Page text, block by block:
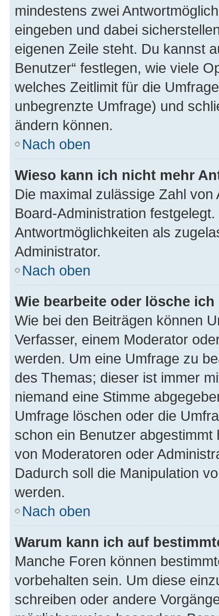
mindestens zwei
eingeben und dabei
eigenen Zeile steht. Du kannst
Benutzer“ festlegen, wie viele
welches Zeitlimit für die
unbegrenzte Umfrage) und
ändern können.
Nach oben
Wieso kann ich nicht mehr
Die maximal zulässige Zahl
Board-Administration
Antwortmöglichkeiten als
Administrator.
Nach oben
Wie bearbeite oder lösche
Wie bei den Beiträgen können
Verfasser, einem Moderator
werden. Um eine Umfrage zu
des Themas; dieser ist immer
niemand eine Stimme
Umfrage löschen oder die
schon ein Benutzer
von Moderatoren oder
Dadurch soll die Manipulation
werden.
Nach oben
Warum kann ich auf
Manche Foren können
vorbehalten sein. Um diese
schreiben oder andere